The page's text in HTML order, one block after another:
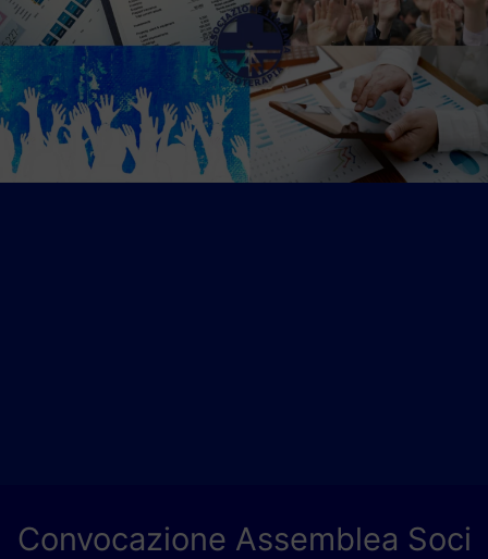
Convocazione Assemblea Soci